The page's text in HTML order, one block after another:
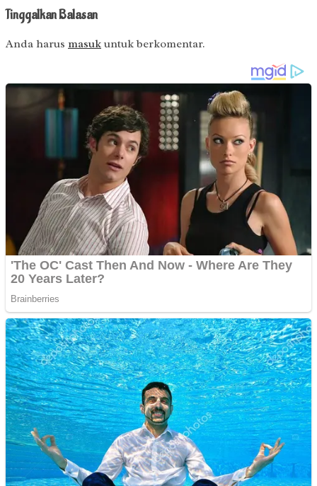
Tinggalkan Balasan
Anda harus masuk untuk berkomentar.